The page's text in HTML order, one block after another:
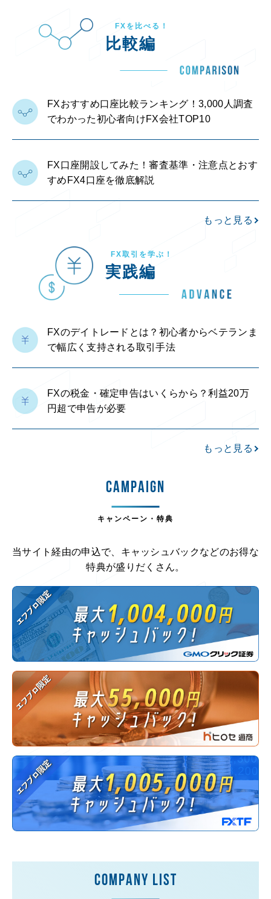
FXを比べる！
比較編
FXおすすめ口座比較ランキング！3,000人調査
でわかった初心者向けFX会社TOP10
FX口座開設してみた！審査基準・注意点とおす
すめFX4口座を徹底解説
もっと見る
FX取引を学ぶ！
実践編
FXのデイトレードとは？初心者からベテランま
で幅広く支持される取引手法
FXの税金・確定申告はいくらから？利益20万
円超で申告が必要
もっと見る
CAMPAIGN
キャンペーン・特典
当サイト経由の申込で、キャッシュバックなどのお得な
特典が盛りだくさん。
COMPANY LIST